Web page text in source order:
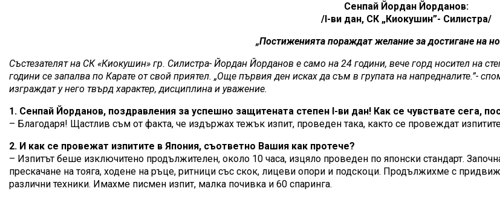
Сенпай Йордан Йорданов:
/I-ви дан, СК „Киокушин”- Силистра/
„Постиженията пораждат желание за достигане на
Състезателят на СК «Киокушин» гр. Силистра- Йордан Йорданов е само на 24 години, вече горд носител на
години се запалва по Карате от свой приятел. „Още първия ден исках да съм в групата на напредналите.”-
изграждат у него твърд характер, дисциплина и уважение.
1. Сенпай Йорданов, поздравления за успешно защитената степен I-ви дан! Как се чувствате сега,
– Благодаря! Щастлив съм от факта, че издържах тежък изпит, проведен така, както се провеждат
2. И как се провежат изпитите в Япония, съответно Вашия как протече?
– Изпитът беше изключитено продължителен, около 10 часа, изцяло проведен по японски стандарт.
прескачане на тояга, ходене на ръце, ритници със скок, лицеви опори и подскоци. Продължихме с
различни техники. Имахме писмен изпит, малка почивка и 60 спаринга.